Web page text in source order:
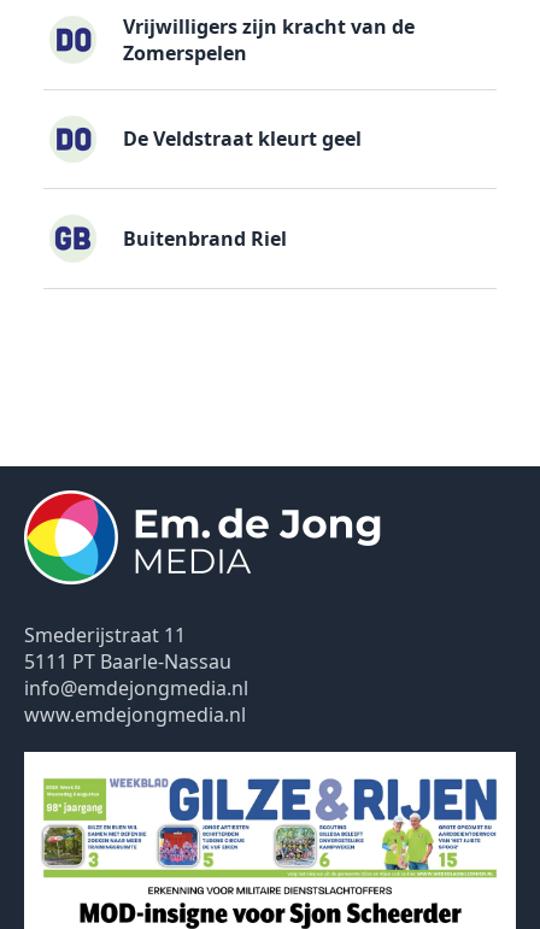
Vrijwilligers zijn kracht van de
Zomerspelen
De Veldstraat kleurt geel
Buitenbrand Riel
Smederijstraat 11
5111 PT Baarle-Nassau
info@emdejongmedia.nl
www.emdejongmedia.nl